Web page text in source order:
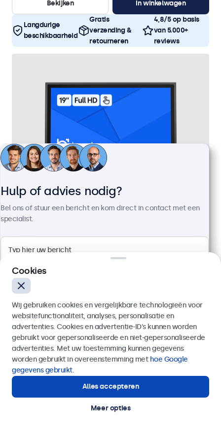
Bekijken
In winkelwagen
Langdurige
beschikbaarheid
Gratis
verzending &
retourneren
4,8/5 op basis
van 5.000+
reviews
19 Inch Touchscreen Metaal
Artikelnummer:
Full HD multi-touch paneel
Aansluitingen: HDMI, DisplayPort, USB-C, VGA
Montage: desktop, wand, inbouw
Buitenmaat: 481 x 294 x 45 mm
€ 569,00
€ 688,49 incl. btw
Bekijken
In winkelwagen
Hulp of advies nodig?
Bel ons of stuur een bericht en kom direct in contact met een
specialist.
Verzenden
Of bel ons op
Hulp of advies nodig?
Direct contact met een specialist.
Cookies
Wij gebruiken cookies en vergelijkbare technologieën voor
websitefunctionaliteit, analyses, personalisatie en
advertenties. Cookies en advertentie-ID’s kunnen worden
gebruikt voor gepersonaliseerde en niet-gepersonaliseerde
advertenties. Met uw toestemming kunnen gegevens
worden gebruikt in overeenstemming met hoe Google
gegevens gebruikt.
Alles accepteren
Meer opties